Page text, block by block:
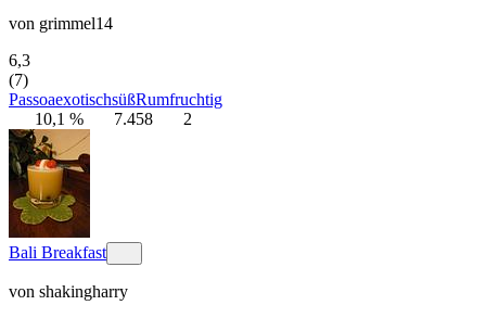
von grimmel14
6,3
(7)
PassoaexotischsüßRumfruchtig
10,1 %
7.458 2
Bali Breakfast
von shakingharry